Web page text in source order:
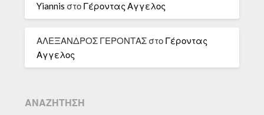
Yiannis στο Γέροντας Αγγελος
ΑΛΕΞΑΝΔΡΟΣ ΓΕΡΟΝΤΑΣ στο Γέροντας
Αγγελος
ΑΝΑΖΉΤΗΣΗ